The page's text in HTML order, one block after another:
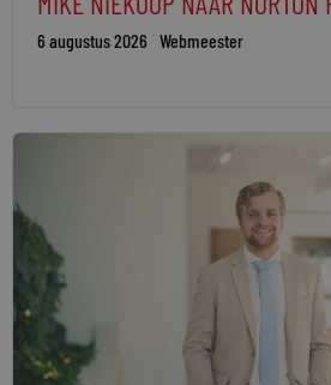
6 augustus 2026 Webmeester